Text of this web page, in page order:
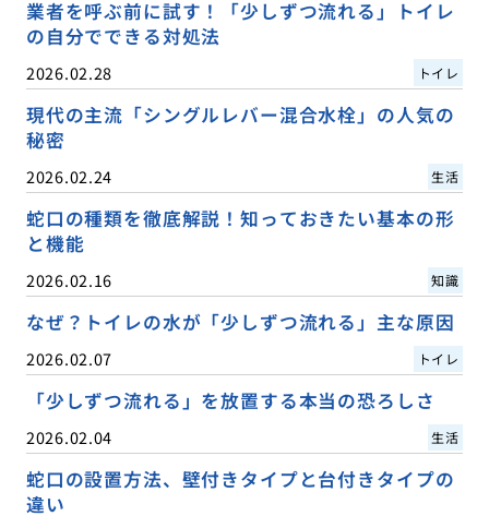
業者を呼ぶ前に試す！「少しずつ流れる」トイレ
の自分でできる対処法
2026.02.28 トイレ
現代の主流「シングルレバー混合水栓」の人気の
秘密
2026.02.24 生活
蛇口の種類を徹底解説！知っておきたい基本の形
と機能
2026.02.16 知識
なぜ？トイレの水が「少しずつ流れる」主な原因
2026.02.07 トイレ
「少しずつ流れる」を放置する本当の恐ろしさ
2026.02.04 生活
蛇口の設置方法、壁付きタイプと台付きタイプの
違い